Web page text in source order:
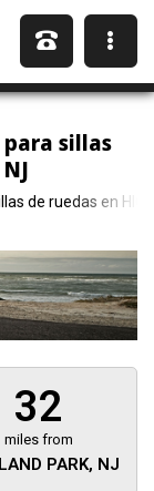
sillas
de ruedas en
32
miles from
PARK, NJ